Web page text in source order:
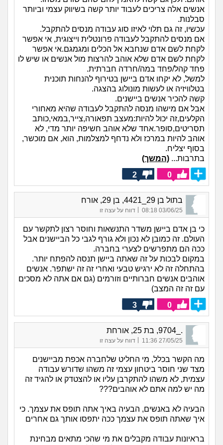
אנשים אלה צריכים לעבוד יותר קשה בשיווק עצמי וביותר
סבלנות.
עכשיו, זה גם תלוי לאיזו סוג עבודה מנסים להתקבל.
אם מנסים להתקבל לעבודה פרונטלית וייצוגית, אי אפשר
לקחת לשם אדם שנחבא אל הכלים ומגמגם.אי אפשר
לקחת לשם אדם שלא אוהב להרצות מול אנשים או שיש לו
פחד קהל/פחד במה/חרדה חברתית.
למשל, לא יקחו אדם ביישן בטירוף להנחות תוכנית
בטלוויזיה או לעשות מונולוג בהצגה.
קשה להכיר אנשים ביישנים.
אבל אם מישהו מנסה להתקבל לעבודה שהיא מאחורי
הקלעים,זה יכול להיות:מעצב תפאורה,צייר,במאי,כותב
תסריטים,סופר.אחד שלא אוהב חשיפה יותר מדי, לא
אוהב להיות במרכז ולא נדחף למצלמות, הוא, אם מוכשר,
בסוף יצליח.
בתרבות... (המשך)
0
2
בתול בן 29_4421, בן 29, אורח
03/06/25 08:18 דווח על עצה זו
כי בן אדם ביישן משדר התנשאות וחוסר רצון לתקשר עם
העולם. זה כמובן לא נכון ולא גורף לגבי כל הביישנים אבל
ככה הם מתפרשים לצערי בחברה.
במקום לבכות על זה שאתה ביישן תנסה להפתח יותר.
בהתחלה זה לא ירגיש טבעי ואחרי זה זה ישתפר. אנשים
אוהבים אנשים חברותיים וזורמים (גם אם אתה לא מסכים
עם זה זה המצב)
0
3
._9704, בת 25, אורחת
27/05/25 11:36 דווח על עצה זו
מה הקשר בכלל, מי החליט שלחברה אכפת מביישנים
מצד שני חוסר ביטחון עצמי זה משהו שדורש עבודה
עצמית, לא משהו להתקרבן עליו או להצטדק או להגיד זה
מה יש למה אתם לא אוהבים???
הבעיה לא באנשים, הבעיה באיך אתה תופס את עצמך. כי
איך שאתה תופס את עצמך ככה יתפסו אותך גם אחרים
בראיונות עבודה מקבלים את מי שהכי מתאים מבחינת